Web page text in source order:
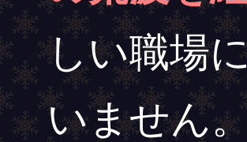
しい職場
いません